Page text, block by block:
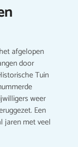
afgelopen
door
Tuin
weer
Een
jaren met veel